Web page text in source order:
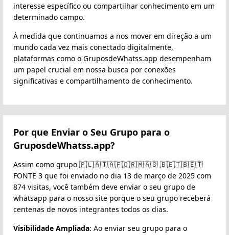
interesse específico ou compartilhar conhecimento em um
determinado campo.
À medida que continuamos a nos mover em direção a um
mundo cada vez mais conectado digitalmente,
plataformas como o GruposdeWhatss.app desempenham
um papel crucial em nossa busca por conexões
significativas e compartilhamento de conhecimento.
Por que Enviar o Seu Grupo para o
GruposdeWhatss.app?
Assim como grupo 🇵‌🇱‌🇦‌🇹‌🇦‌🇫‌🇴‌🇷‌🇲‌🇦‌🇸 🇧‌🇪‌🇹‌🇧‌🇪‌🇹‌
FONTE 3 que foi enviado no dia 13 de março de 2025 com
874 visitas, você também deve enviar o seu grupo de
whatsapp para o nosso site porque o seu grupo receberá
centenas de novos integrantes todos os dias.
Visibilidade Ampliada: Ao enviar seu grupo para o